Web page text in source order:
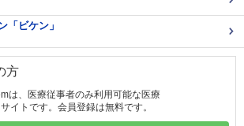
「ビケン」
方
は、医療従事者のみ利用可能な医療
イトです。会員登録は無料です。